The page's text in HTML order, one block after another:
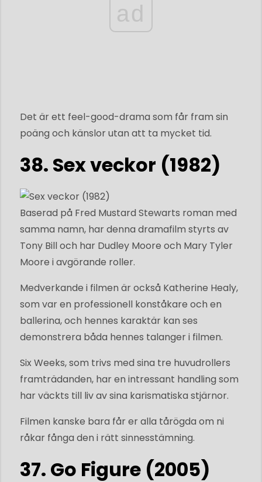
ad
Det är ett feel-good-drama som får fram sin
poäng och känslor utan att ta mycket tid.
38. Sex veckor (1982)
Baserad på Fred Mustard Stewarts roman med
samma namn, har denna dramafilm styrts av
Tony Bill och har Dudley Moore och Mary Tyler
Moore i avgörande roller.
Medverkande i filmen är också Katherine Healy,
som var en professionell konståkare och en
ballerina, och hennes karaktär kan ses
demonstrera båda hennes talanger i filmen.
Six Weeks, som trivs med sina tre huvudrollers
framträdanden, har en intressant handling som
har väckts till liv av sina karismatiska stjärnor.
Filmen kanske bara får er alla tårögda om ni
råkar fånga den i rätt sinnesstämning.
37. Go Figure (2005)